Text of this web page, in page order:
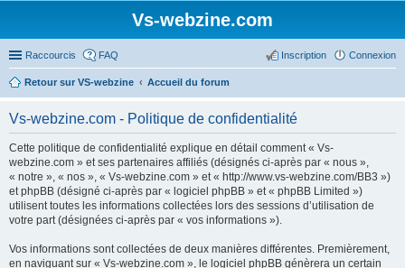
Vs-webzine.com
Raccourcis FAQ Connexion
Inscription
Retour sur VS-webzine Accueil du forum
Vs-webzine.com - Politique de confidentialité
Cette politique de confidentialité explique en détail comment « Vs-
webzine.com » et ses partenaires affiliés (désignés ci-après par « nous »,
« notre », « nos », « Vs-webzine.com » et « http://www.vs-webzine.com/BB3 »)
et phpBB (désigné ci-après par « logiciel phpBB » et « phpBB Limited »)
utilisent toutes les informations collectées lors des sessions d’utilisation de
votre part (désignées ci-après par « vos informations »).
Vos informations sont collectées de deux manières différentes. Premièrement,
en naviguant sur « Vs-webzine.com », le logiciel phpBB génèrera un certain